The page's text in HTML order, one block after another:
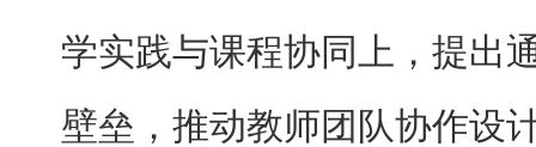
学实践与课程协同上，提出
壁垒，推动教师团队协作设